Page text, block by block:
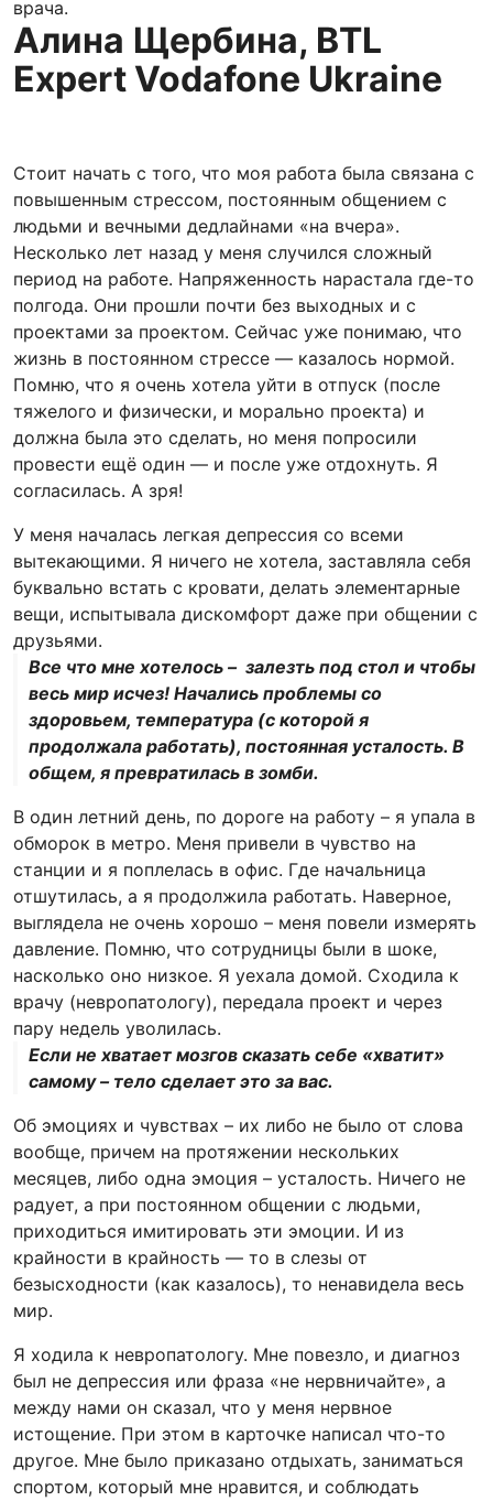
врача.
Алина Щербина, BTL
Expert Vodafone Ukraine
Стоит начать с того, что моя работа была связана с
повышенным стрессом, постоянным общением с
людьми и вечными дедлайнами «на вчера».
Несколько лет назад у меня случился сложный
период на работе. Напряженность нарастала где-то
полгода. Они прошли почти без выходных и с
проектами за проектом. Сейчас уже понимаю, что
жизнь в постоянном стрессе — казалось нормой.
Помню, что я очень хотела уйти в отпуск (после
тяжелого и физически, и морально проекта) и
должна была это сделать, но меня попросили
провести ещё один — и после уже отдохнуть. Я
согласилась. А зря!
У меня началась легкая депрессия со всеми
вытекающими. Я ничего не хотела, заставляла себя
буквально встать с кровати, делать элементарные
вещи, испытывала дискомфорт даже при общении с
друзьями.
Все что мне хотелось – залезть под стол и чтобы
весь мир исчез! Начались проблемы со
здоровьем, температура (с которой я
продолжала работать), постоянная усталость. В
общем, я превратилась в зомби.
В один летний день, по дороге на работу – я упала в
обморок в метро. Меня привели в чувство на
станции и я поплелась в офис. Где начальница
отшутилась, а я продолжила работать. Наверное,
выглядела не очень хорошо – меня повели измерять
давление. Помню, что сотрудницы были в шоке,
насколько оно низкое. Я уехала домой. Сходила к
врачу (невропатологу), передала проект и через
пару недель уволилась.
Если не хватает мозгов сказать себе «хватит»
самому – тело сделает это за вас.
Об эмоциях и чувствах – их либо не было от слова
вообще, причем на протяжении нескольких
месяцев, либо одна эмоция – усталость. Ничего не
радует, а при постоянном общении с людьми,
приходиться имитировать эти эмоции. И из
крайности в крайность — то в слезы от
безысходности (как казалось), то ненавидела весь
мир.
Я ходила к невропатологу. Мне повезло, и диагноз
был не депрессия или фраза «не нервничайте», а
между нами он сказал, что у меня нервное
истощение. При этом в карточке написал что-то
другое. Мне было приказано отдыхать, заниматься
спортом, который мне нравится, и соблюдать